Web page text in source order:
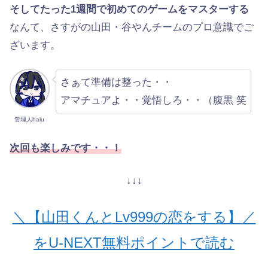
そしてたった1週間で初めてのゲームをマスターする
なんて、さすがの山田・谷やんチームのプロ意識でご
ざいます。
管理人halu
さぁて準備は整った・・
アマチュアよ・・覚悟しろ・・（腹黒 笑
次回も楽しみです・・！
↓↓↓
＼【山田くんとLv999の恋をする】／
をU-NEXT無料ポイントで読む